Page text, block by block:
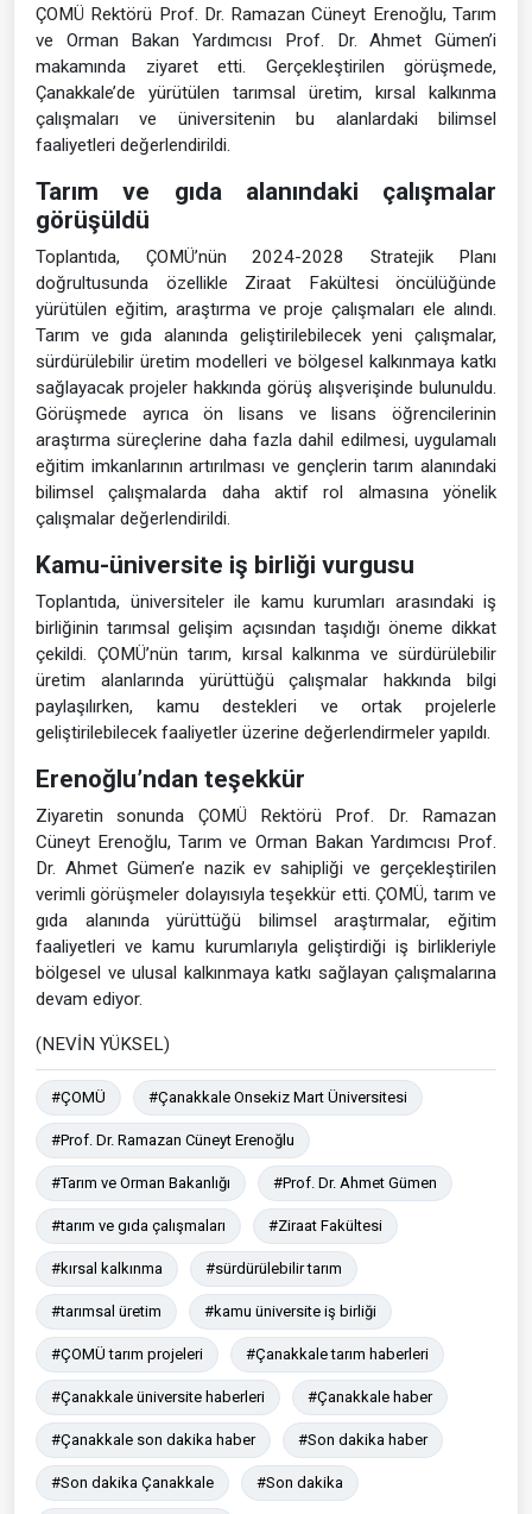
ÇOMÜ Rektörü Prof. Dr. Ramazan Cüneyt Erenoğlu, Tarım
ve Orman Bakan Yardımcısı Prof. Dr. Ahmet Gümen’i
makamında ziyaret etti. Gerçekleştirilen görüşmede,
Çanakkale’de yürütülen tarımsal üretim, kırsal kalkınma
çalışmaları ve üniversitenin bu alanlardaki bilimsel
faaliyetleri değerlendirildi.
Tarım ve gıda alanındaki çalışmalar
görüşüldü
Toplantıda, ÇOMÜ’nün 2024-2028 Stratejik Planı
doğrultusunda özellikle Ziraat Fakültesi öncülüğünde
yürütülen eğitim, araştırma ve proje çalışmaları ele alındı.
Tarım ve gıda alanında geliştirilebilecek yeni çalışmalar,
sürdürülebilir üretim modelleri ve bölgesel kalkınmaya katkı
sağlayacak projeler hakkında görüş alışverişinde bulunuldu.
Görüşmede ayrıca ön lisans ve lisans öğrencilerinin
araştırma süreçlerine daha fazla dahil edilmesi, uygulamalı
eğitim imkanlarının artırılması ve gençlerin tarım alanındaki
bilimsel çalışmalarda daha aktif rol almasına yönelik
çalışmalar değerlendirildi.
Kamu-üniversite iş birliği vurgusu
Toplantıda, üniversiteler ile kamu kurumları arasındaki iş
birliğinin tarımsal gelişim açısından taşıdığı öneme dikkat
çekildi. ÇOMÜ’nün tarım, kırsal kalkınma ve sürdürülebilir
üretim alanlarında yürüttüğü çalışmalar hakkında bilgi
paylaşılırken, kamu destekleri ve ortak projelerle
geliştirilebilecek faaliyetler üzerine değerlendirmeler yapıldı.
Erenoğlu’ndan teşekkür
Ziyaretin sonunda ÇOMÜ Rektörü Prof. Dr. Ramazan
Cüneyt Erenoğlu, Tarım ve Orman Bakan Yardımcısı Prof.
Dr. Ahmet Gümen’e nazik ev sahipliği ve gerçekleştirilen
verimli görüşmeler dolayısıyla teşekkür etti. ÇOMÜ, tarım ve
gıda alanında yürüttüğü bilimsel araştırmalar, eğitim
faaliyetleri ve kamu kurumlarıyla geliştirdiği iş birlikleriyle
bölgesel ve ulusal kalkınmaya katkı sağlayan çalışmalarına
devam ediyor.
(NEVİN YÜKSEL)
#ÇOMÜ #Çanakkale Onsekiz Mart Üniversitesi
#Prof. Dr. Ramazan Cüneyt Erenoğlu
#Tarım ve Orman Bakanlığı #Prof. Dr. Ahmet Gümen
#tarım ve gıda çalışmaları #Ziraat Fakültesi
#kırsal kalkınma #sürdürülebilir tarım
#tarımsal üretim #kamu üniversite iş birliği
#ÇOMÜ tarım projeleri #Çanakkale tarım haberleri
#Çanakkale üniversite haberleri #Çanakkale haber
#Çanakkale son dakika haber #Son dakika haber
#Son dakika Çanakkale #Son dakika